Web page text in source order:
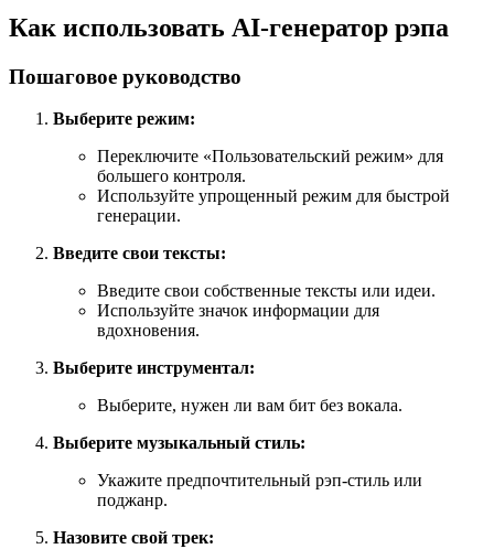
Как использовать AI-генератор рэпа
Пошаговое руководство
Выберите режим:
Переключите «Пользовательский режим» для
большего контроля.
Используйте упрощенный режим для быстрой
генерации.
Введите свои тексты:
Введите свои собственные тексты или идеи.
Используйте значок информации для
вдохновения.
Выберите инструментал:
Выберите, нужен ли вам бит без вокала.
Выберите музыкальный стиль:
Укажите предпочтительный рэп-стиль или
поджанр.
Назовите свой трек: